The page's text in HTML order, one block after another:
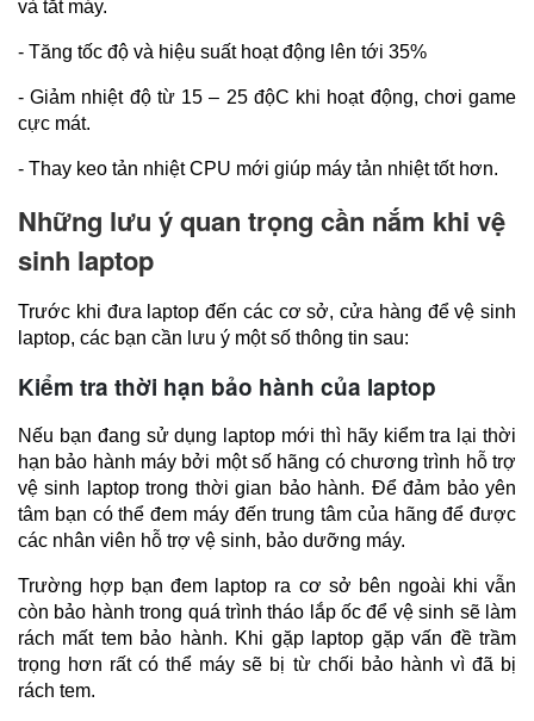
và tắt máy.
- Tăng tốc độ và hiệu suất hoạt động lên tới 35%
- Giảm nhiệt độ từ 15 – 25 độC khi hoạt động, chơi game
cực mát.
- Thay keo tản nhiệt CPU mới giúp máy tản nhiệt tốt hơn.
Những lưu ý quan trọng cần nắm khi vệ
sinh laptop
Trước khi đưa laptop đến các cơ sở, cửa hàng để vệ sinh
laptop, các bạn cần lưu ý một số thông tin sau:
Kiểm tra thời hạn bảo hành của laptop
Nếu bạn đang sử dụng laptop mới thì hãy kiểm tra lại thời
hạn bảo hành máy bởi một số hãng có chương trình hỗ trợ
vệ sinh laptop trong thời gian bảo hành. Để đảm bảo yên
tâm bạn có thể đem máy đến trung tâm của hãng để được
các nhân viên hỗ trợ vệ sinh, bảo dưỡng máy.
Trường hợp bạn đem laptop ra cơ sở bên ngoài khi vẫn
còn bảo hành trong quá trình tháo lắp ốc để vệ sinh sẽ làm
rách mất tem bảo hành. Khi gặp laptop gặp vấn đề trầm
trọng hơn rất có thể máy sẽ bị từ chối bảo hành vì đã bị
rách tem.